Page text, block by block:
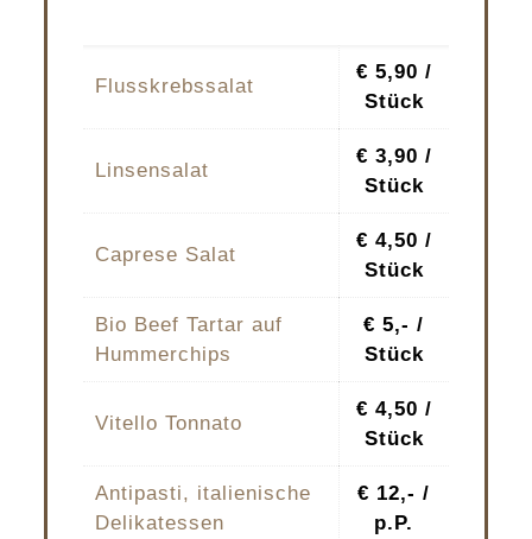
Flusskrebssalat
€ 5,90 /
Stück
Linsensalat
€ 3,90 /
Stück
Caprese Salat
€ 4,50 /
Stück
Bio Beef Tartar auf
Hummerchips
€ 5,- /
Stück
Vitello Tonnato
€ 4,50 /
Stück
Antipasti, italienische
Delikatessen
€ 12,- /
p.P.